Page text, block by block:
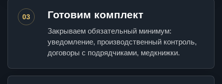
03 Готовим комплект
Закрываем обязательный минимум:
уведомление, производственный контроль,
договоры с подрядчиками, медкнижки.